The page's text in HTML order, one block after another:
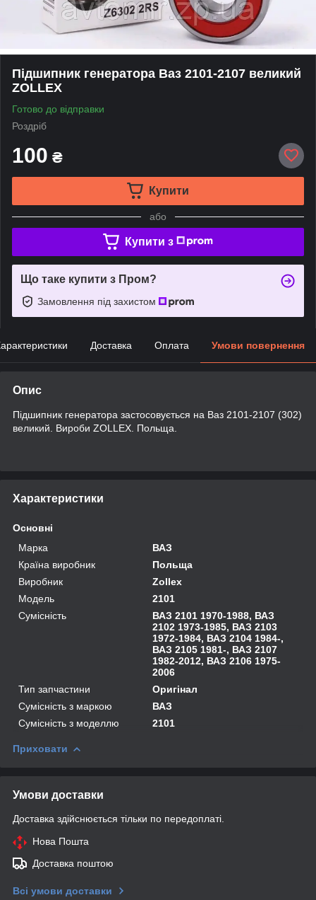
Підшипник генератора Ваз 2101-2107 великий
ZOLLEX
Готово до відправки
Роздріб
100 ₴
Купити
або
Купити з
Що таке купити з Пром?
Замовлення під захистом
Доставка Оплата Умови повернення
Опис
Підшипник генератора застосовується на Ваз 2101-2107 (302)
великий. Вироби ZOLLEX. Польща.
Характеристики
Основні
Марка
ВАЗ
Країна виробник
Польща
Виробник
Zollex
Модель
2101
Сумісність
ВАЗ 2101 1970-1988, ВАЗ
2102 1973-1985, ВАЗ 2103
1972-1984, ВАЗ 2104 1984-,
ВАЗ 2105 1981-, ВАЗ 2107
1982-2012, ВАЗ 2106 1975-
2006
Тип запчастини
Оригінал
Сумісність з маркою
ВАЗ
Сумісність з моделлю
2101
Приховати
Умови доставки
Доставка здійснюється тільки по передоплаті.
Нова Пошта
Доставка поштою
Всі умови доставки